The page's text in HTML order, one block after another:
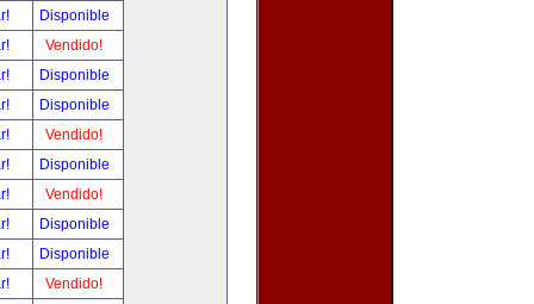
Disponible
Vendido!
Disponible
Disponible
Vendido!
Disponible
Vendido!
Disponible
Disponible
Vendido!